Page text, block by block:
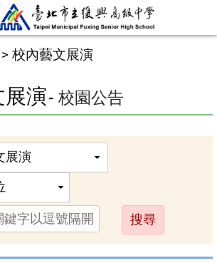
> 校內藝文展演
展演- 校園公告
送
出